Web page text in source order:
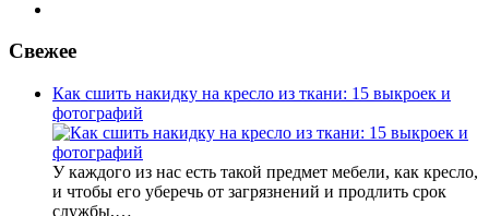
Свежее
Как сшить накидку на кресло из ткани: 15 выкроек и
фотографий
У каждого из нас есть такой предмет мебели, как кресло,
и чтобы его уберечь от загрязнений и продлить срок
службы,…